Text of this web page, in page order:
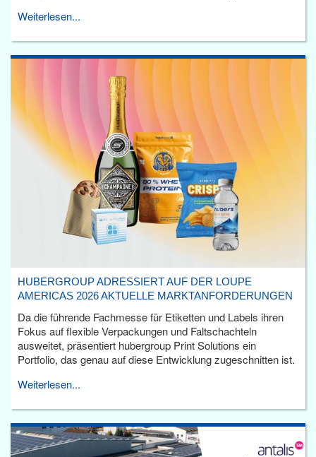
Weiterlesen...
HUBERGROUP ADRESSIERT AUF DER LOUPE
AMERICAS 2026 AKTUELLE MARKTANFORDERUNGEN
Da die führende Fachmesse für Etiketten und Labels ihren
Fokus auf flexible Verpackungen und Faltschachteln
ausweitet, präsentiert hubergroup Print Solutions ein
Portfolio, das genau auf diese Entwicklung zugeschnitten ist.
Weiterlesen...